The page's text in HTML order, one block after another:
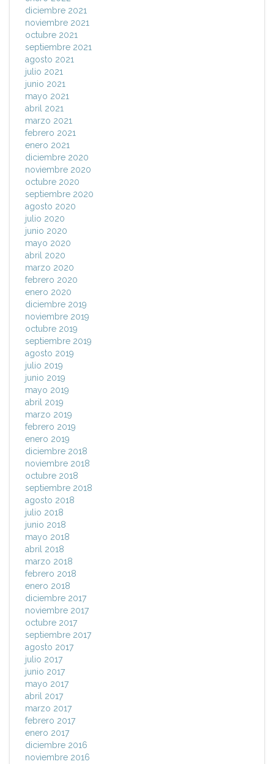
diciembre 2021
noviembre 2021
octubre 2021
septiembre 2021
agosto 2021
julio 2021
junio 2021
mayo 2021
abril 2021
marzo 2021
febrero 2021
enero 2021
diciembre 2020
noviembre 2020
octubre 2020
septiembre 2020
agosto 2020
julio 2020
junio 2020
mayo 2020
abril 2020
marzo 2020
febrero 2020
enero 2020
diciembre 2019
noviembre 2019
octubre 2019
septiembre 2019
agosto 2019
julio 2019
junio 2019
mayo 2019
abril 2019
marzo 2019
febrero 2019
enero 2019
diciembre 2018
noviembre 2018
octubre 2018
septiembre 2018
agosto 2018
julio 2018
junio 2018
mayo 2018
abril 2018
marzo 2018
febrero 2018
enero 2018
diciembre 2017
noviembre 2017
octubre 2017
septiembre 2017
agosto 2017
julio 2017
junio 2017
mayo 2017
abril 2017
marzo 2017
febrero 2017
enero 2017
diciembre 2016
noviembre 2016